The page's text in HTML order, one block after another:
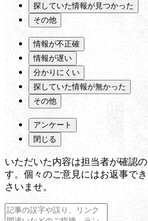
探していた情報が見つかった
その他
情報が不正確
情報が遅い
分かりにくい
探していた情報が無かった
その他
アンケート
閉じる
いただいた内容は担当者が確認
す。個々のご意見にはお返事で
さいませ。